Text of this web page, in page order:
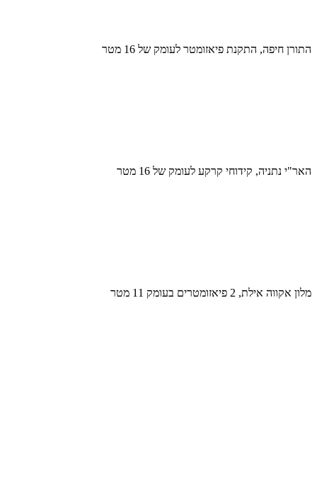
התורן חיפה, התקנת פיאזומטר לעומק של 16 מטר
האר"י נתניה, קידוחי קרקע לעומק של 16 מטר
מלון אקווה אילת, 2 פיאזומטרים בעומק 11 מטר